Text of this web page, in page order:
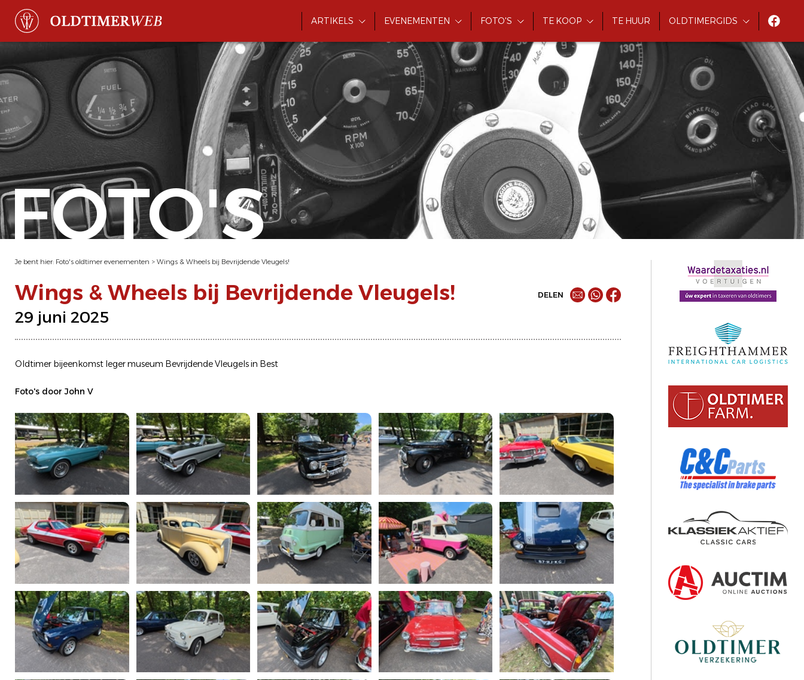
ARTIKELS EVENEMENTEN FOTO'S TE KOOP TE HUUR OLDTIMERGIDS
FOTO'S
Je bent hier: Foto's oldtimer evenementen > Wings & Wheels bij Bevrijdende Vleugels!
Wings & Wheels bij Bevrijdende Vleugels!
29 juni 2025
DELEN
Oldtimer bijeenkomst leger museum Bevrijdende Vleugels in Best
Foto's door John V